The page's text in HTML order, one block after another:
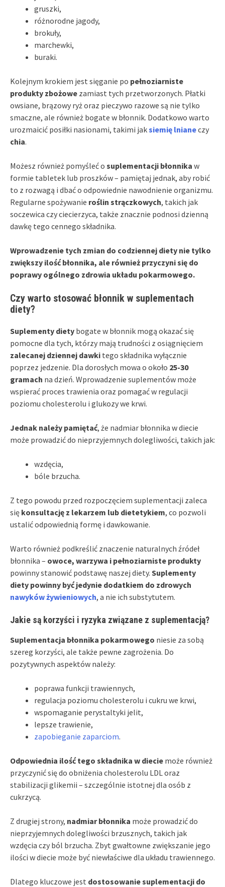
gruszki,
różnorodne jagody,
brokuły,
marchewki,
buraki.
Kolejnym krokiem jest sięganie po pełnoziarniste
produkty zbożowe zamiast tych przetworzonych. Płatki
owsiane, brązowy ryż oraz pieczywo razowe są nie tylko
smaczne, ale również bogate w błonnik. Dodatkowo warto
urozmaicić posiłki nasionami, takimi jaksiemię lnianeczy
chia.
Możesz również pomyśleć o suplementacji błonnika w
formie tabletek lub proszków – pamiętaj jednak, aby robić
to z rozwagą i dbać o odpowiednie nawodnienie organizmu.
Regularne spożywanie roślin strączkowych, takich jak
soczewica czy ciecierzyca, także znacznie podnosi dzienną
dawkę tego cennego składnika.
Wprowadzenie tych zmian do codziennej diety nie tylko
zwiększy ilość błonnika, ale również przyczyni się do
poprawy ogólnego zdrowia układu pokarmowego.
Czy warto stosować błonnik w suplementach
diety?
Suplementy diety bogate w błonnik mogą okazać się
pomocne dla tych, którzy mają trudności z osiągnięciem
zalecanej dziennej dawki tego składnika wyłącznie
poprzez jedzenie. Dla dorosłych mowa o około 25-30
gramach na dzień. Wprowadzenie suplementów może
wspierać proces trawienia oraz pomagać w regulacji
poziomu cholesterolu i glukozy we krwi.
Jednak należy pamiętać, że nadmiar błonnika w diecie
może prowadzić do nieprzyjemnych dolegliwości, takich jak:
wzdęcia,
bóle brzucha.
Z tego powodu przed rozpoczęciem suplementacji zaleca
się konsultację z lekarzem lub dietetykiem, co pozwoli
ustalić odpowiednią formę i dawkowanie.
Warto również podkreślić znaczenie naturalnych źródeł
błonnika – owoce, warzywa i pełnoziarniste produkty
powinny stanowić podstawę naszej diety. Suplementy
diety powinny być jedynie dodatkiem do zdrowych
nawyków żywieniowych, a nie ich substytutem.
Jakie są korzyści i ryzyka związane z suplementacją?
Suplementacja błonnika pokarmowego niesie za sobą
szereg korzyści, ale także pewne zagrożenia. Do
pozytywnych aspektów należy:
poprawa funkcji trawiennych,
regulacja poziomu cholesterolu i cukru we krwi,
wspomaganie perystaltyki jelit,
lepsze trawienie,
zapobieganie zaparciom.
Odpowiednia ilość tego składnika w diecie może również
przyczynić się do obniżenia cholesterolu LDL oraz
stabilizacji glikemii – szczególnie istotnej dla osób z
cukrzycą.
Z drugiej strony, nadmiar błonnika może prowadzić do
nieprzyjemnych dolegliwości brzusznych, takich jak
wzdęcia czy ból brzucha. Zbyt gwałtowne zwiększanie jego
ilości w diecie może być niewłaściwe dla układu trawiennego.
Dlatego kluczowe jest dostosowanie suplementacji do